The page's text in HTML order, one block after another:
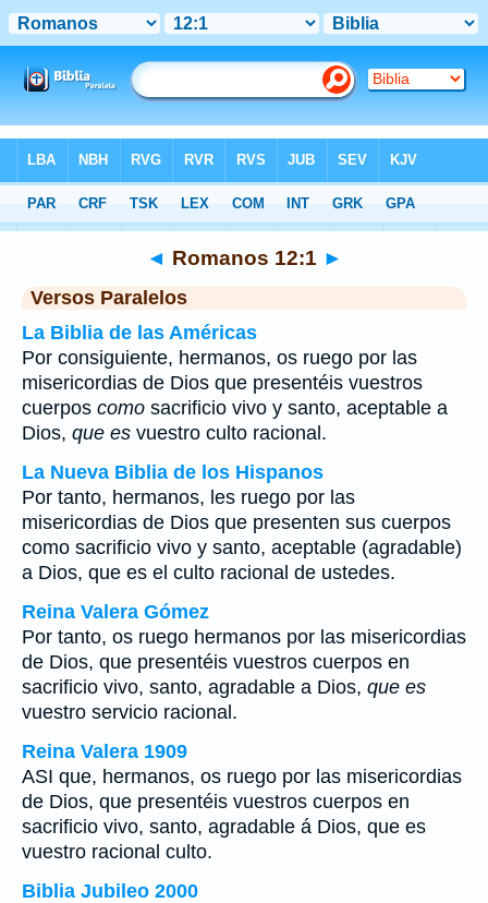
>Romanos Capítulo 12 > Verso 1
◄ Romanos 12:1 ►
Versos Paralelos
La Biblia de las Américas
Por consiguiente, hermanos, os ruego por las
misericordias de Dios que presentéis vuestros
cuerpos como sacrificio vivo y santo, aceptable a
Dios, que es vuestro culto racional.
La Nueva Biblia de los Hispanos
Por tanto, hermanos, les ruego por las
misericordias de Dios que presenten sus cuerpos
como sacrificio vivo y santo, aceptable (agradable)
a Dios, que es el culto racional de ustedes.
Reina Valera Gómez
Por tanto, os ruego hermanos por las misericordias
de Dios, que presentéis vuestros cuerpos en
sacrificio vivo, santo, agradable a Dios, que es
vuestro servicio racional.
Reina Valera 1909
ASI que, hermanos, os ruego por las misericordias
de Dios, que presentéis vuestros cuerpos en
sacrificio vivo, santo, agradable á Dios, que es
vuestro racional culto.
Biblia Jubileo 2000